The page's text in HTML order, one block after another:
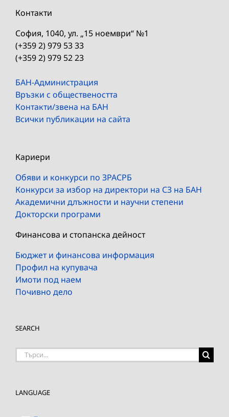
Контакти
София, 1040, ул. „15 ноември“ №1
(+359 2) 979 53 33
(+359 2) 979 52 23
БАН-Администрация
Връзки с обществеността
Контакти/звена на БАН
Всички публикации на сайта
Кариери
Обяви и конкурси по ЗРАСРБ
Конкурси за избор на директори на СЗ на БАН
Академични длъжности и научни степени
Докторски програми
Финансова и стопанска дейност
Бюджет и финансова информация
Профил на купувача
Имоти под наем
Почивно дело
SEARCH
Търсене
LANGUAGE